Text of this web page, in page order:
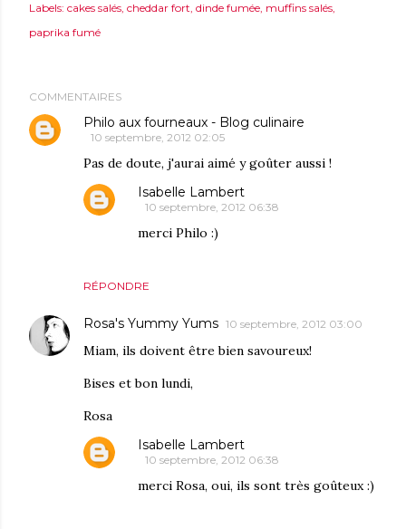
Labels: cakes salés cheddar fort dinde fumée muffins salés
paprika fumé
COMMENTAIRES
Philo aux fourneaux - Blog culinaire
10 septembre, 2012 02:05
Pas de doute, j'aurai aimé y goûter aussi !
RÉPONDRE
Isabelle Lambert
10 septembre, 2012 06:38
merci Philo :)
Rosa's Yummy Yums 10 septembre, 2012 03:00
Miam, ils doivent être bien savoureux!
Bises et bon lundi,
Rosa
Isabelle Lambert
10 septembre, 2012 06:38
merci Rosa, oui, ils sont très goûteux :)